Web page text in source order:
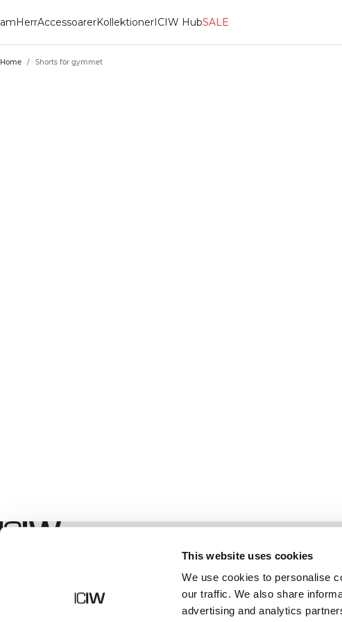
This website uses cookies
We use cookies to personalise
our traffic. We also share
advertising and analytics
HerrAccessoarerKollektionerICIW HubSALE
Home / Shorts för gymmet